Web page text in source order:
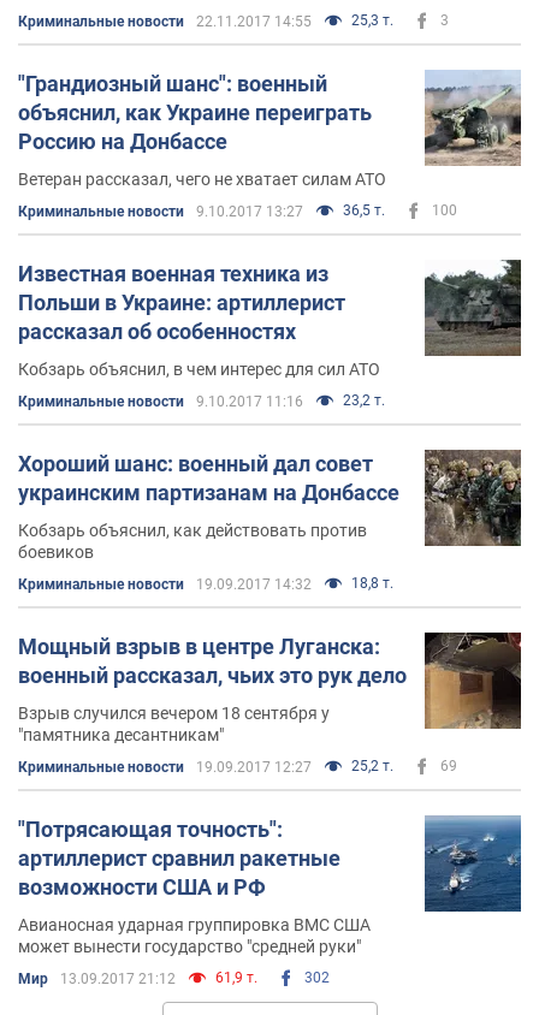
Криминальные новости 22.11.2017 14:55 25,3 т. 3
"Грандиозный шанс": военный
объяснил, как Украине переиграть
Россию на Донбассе
Ветеран рассказал, чего не хватает силам АТО
Криминальные новости 9.10.2017 13:27 36,5 т. 100
Известная военная техника из
Польши в Украине: артиллерист
рассказал об особенностях
Кобзарь объяснил, в чем интерес для сил АТО
Криминальные новости 9.10.2017 11:16 23,2 т.
Хороший шанс: военный дал совет
украинским партизанам на Донбассе
Кобзарь объяснил, как действовать против
боевиков
Криминальные новости 19.09.2017 14:32 18,8 т.
Мощный взрыв в центре Луганска:
военный рассказал, чьих это рук дело
Взрыв случился вечером 18 сентября у
"памятника десантникам"
Криминальные новости 19.09.2017 12:27 25,2 т. 69
"Потрясающая точность":
артиллерист сравнил ракетные
возможности США и РФ
Авианосная ударная группировка ВМС США
может вынести государство "средней руки"
Мир 13.09.2017 21:12 61,9 т. 302